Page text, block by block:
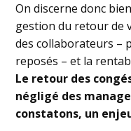
On discerne donc
gestion du retour de
des collaborateurs –
reposés – et la
Le retour des
négligé des
constatons, un